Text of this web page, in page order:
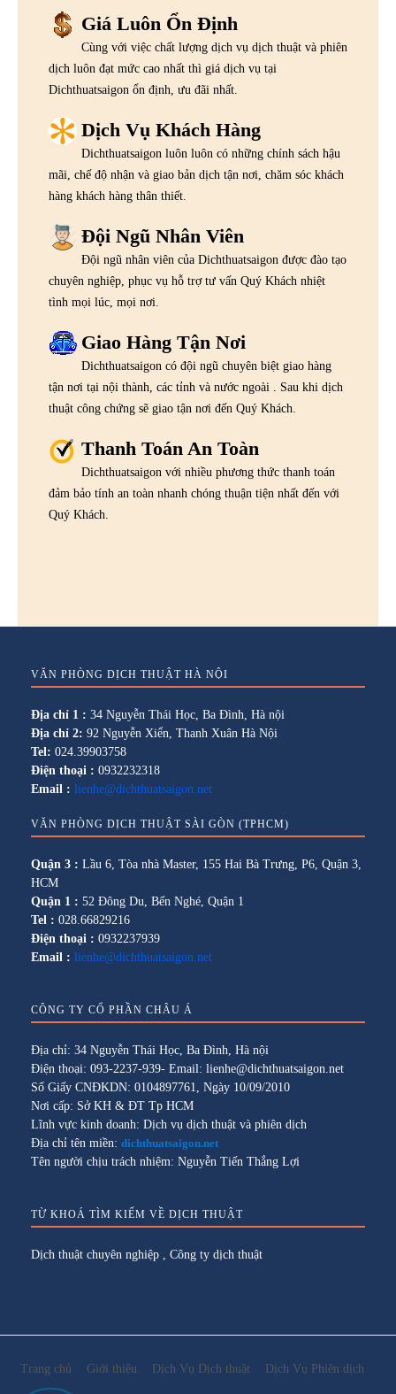
Giá Luôn Ổn Định
Cùng với việc chất lượng dịch vụ dịch thuật và phiên
dịch luôn đạt mức cao nhất thì giá dịch vụ tại
Dichthuatsaigon ổn định, ưu đãi nhất.
Dịch Vụ Khách Hàng
Dichthuatsaigon luôn luôn có những chính sách hậu
mãi, chế độ nhận và giao bản dịch tận nơi, chăm sóc khách
hàng khách hàng thân thiết.
Đội Ngũ Nhân Viên
Đội ngũ nhân viên của Dichthuatsaigon được đào tạo
chuyên nghiệp, phục vụ hỗ trợ tư vấn Quý Khách nhiệt
tình mọi lúc, mọi nơi.
Giao Hàng Tận Nơi
Dichthuatsaigon có đội ngũ chuyên biệt giao hàng
tận nơi tại nội thành, các tỉnh và nước ngoài . Sau khi dịch
thuật công chứng sẽ giao tận nơi đến Quý Khách.
Thanh Toán An Toàn
Dichthuatsaigon với nhiều phương thức thanh toán
đảm bảo tính an toàn nhanh chóng thuận tiện nhất đến với
Quý Khách.
VĂN PHÒNG DỊCH THUẬT HÀ NỘI
Địa chỉ 1 : 34 Nguyễn Thái Học, Ba Đình, Hà nội
Địa chỉ 2: 92 Nguyễn Xiển, Thanh Xuân Hà Nội
Tel: 024.39903758
Điện thoại : 0932232318
Email : lienhe@dichthuatsaigon.net
VĂN PHÒNG DỊCH THUẬT SÀI GÒN (TPHCM)
Quận 3 : Lầu 6, Tòa nhà Master, 155 Hai Bà Trưng, P6, Quận 3,
HCM
Quận 1 : 52 Đông Du, Bến Nghé, Quận 1
Tel : 028.66829216
Điện thoại : 0932237939
Email : lienhe@dichthuatsaigon.net
CÔNG TY CỔ PHẦN CHÂU Á
Địa chỉ: 34 Nguyễn Thái Học, Ba Đình, Hà nội
Điện thoại: 093-2237-939- Email: lienhe@dichthuatsaigon.net
Số Giấy CNĐKDN: 0104897761, Ngày 10/09/2010
Nơi cấp: Sở KH & ĐT Tp HCM
Lĩnh vực kinh doanh: Dịch vụ dịch thuật và phiên dịch
Địa chỉ tên miền: dichthuatsaigon.net
Tên người chịu trách nhiệm: Nguyễn Tiến Thắng Lợi
TỪ KHOÁ TÌM KIẾM VỀ DỊCH THUẬT
Dịch thuật chuyên nghiệp Công ty dịch thuật
Trang chủ Giới thiệu Dịch Vụ Dịch thuật Dịch Vụ Phiên dịch